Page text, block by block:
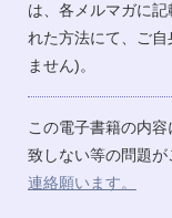
は、各メルマガに
れた方法にて、ご
ません)。
この電子書籍の内
致しない等の問題が
連絡願います。